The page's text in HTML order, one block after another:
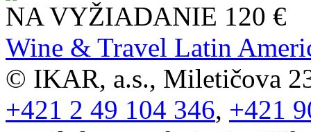
NA VYŽIADANIE 120 €
Wine & Travel Latin
© IKAR, a.s., Miletičova
+421 2 49 104 346, +421